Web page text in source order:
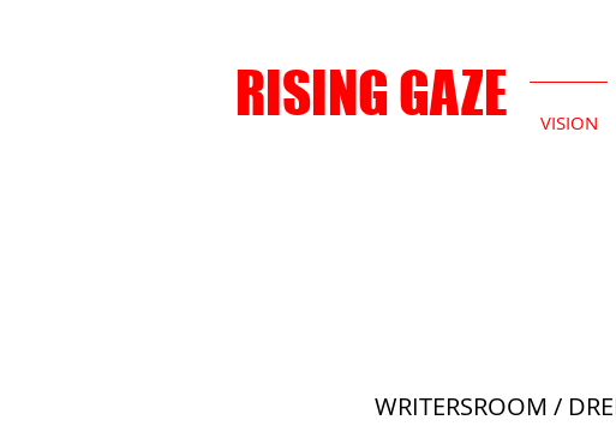
RISING GAZE VISION
WRITERSROOM /